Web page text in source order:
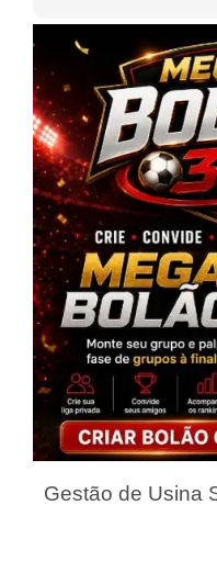
Gestão de Usina